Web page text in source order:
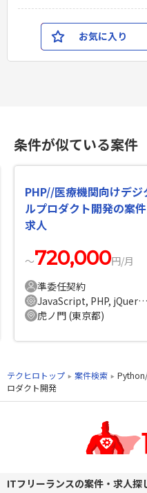
お気に入り
条件が似ている案件
PHP//医療機関向けデジ
ルプロダクト開発の案件
求人
〜720,000円/月
準委任契約
JavaScript, PHP, jQuery, Symfony
虎ノ門 (東京都)
テクヒロトップ 案件検索
ロダクト開発
ITフリーランスの案件・求人